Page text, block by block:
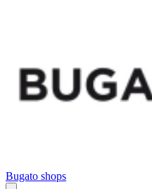
Bugato shops